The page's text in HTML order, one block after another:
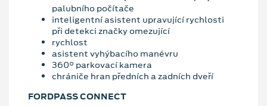
palubního počítače
inteligentní asistent upravující rychlosti
při detekci značky omezující
rychlost
asistent vyhýbacího manévru
360° parkovací kamera
chrániče hran předních a zadních dveří
FORDPASS CONNECT